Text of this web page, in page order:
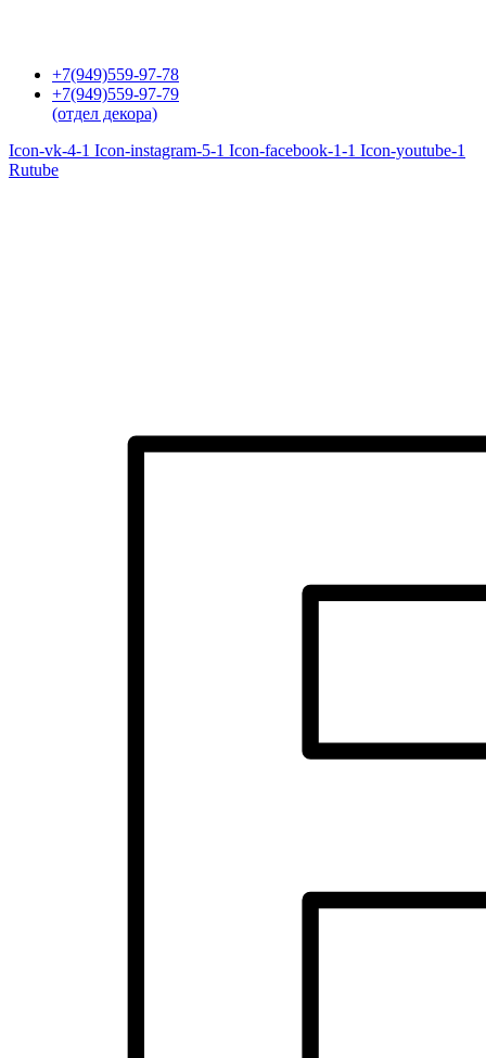
+7(949)559-97-78
+7(949)559-97-79
(отдел декора)
Icon-vk-4-1 Icon-instagram-5-1 Icon-facebook-1-1 Icon-youtube-1
Rutube